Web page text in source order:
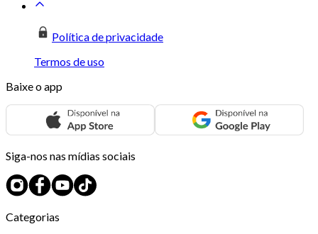
Política de privacidade
Termos de uso
Baixe o app
Siga-nos nas mídias sociais
Categorias